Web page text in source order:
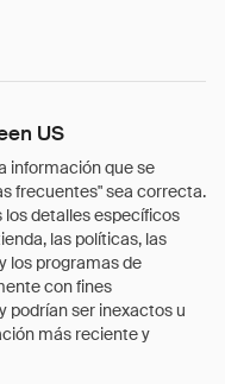
US
información que se
frecuentes" sea correcta.
los detalles específicos
las políticas, las
los programas de
con fines
podrían ser inexactos u
más reciente y